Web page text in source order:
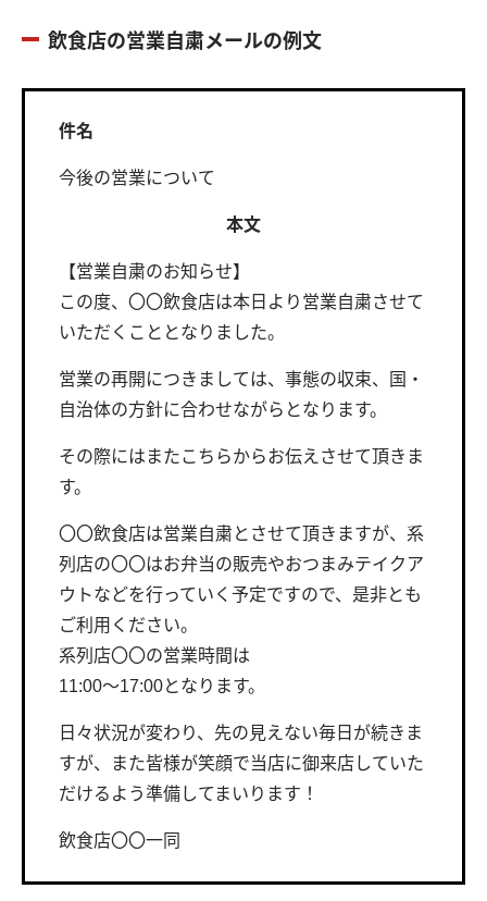
飲食店の営業自粛メールの例文
件名
今後の営業について
本文
【営業自粛のお知らせ】
この度、〇〇飲食店は本日より営業自粛させて
いただくこととなりました。
営業の再開につきましては、事態の収束、国・
自治体の方針に合わせながらとなります。
その際にはまたこちらからお伝えさせて頂きま
す。
〇〇飲食店は営業自粛とさせて頂きますが、系
列店の〇〇はお弁当の販売やおつまみテイクア
ウトなどを行っていく予定ですので、是非とも
ご利用ください。
系列店〇〇の営業時間は
11:00〜17:00となります。
日々状況が変わり、先の見えない毎日が続きま
すが、また皆様が笑顔で当店に御来店していた
だけるよう準備してまいります！
飲食店〇〇一同